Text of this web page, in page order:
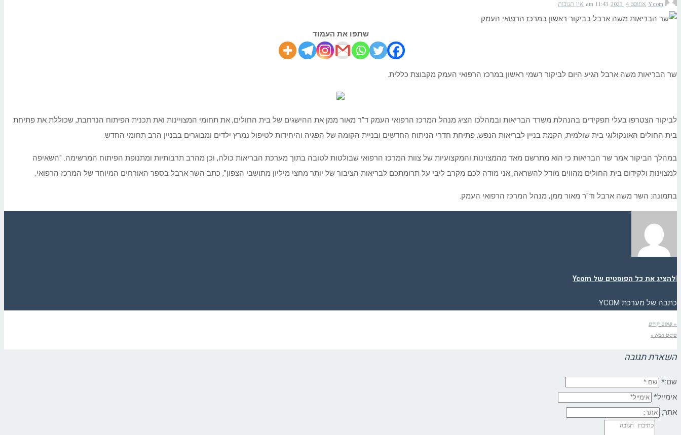
Ycom אוגוסט 4, 2023 11:43 am אין תגובות
שתפו את העמוד
שר הבריאות משה ארבל הגיע היום לביקור רשמי ראשון במרכז הרפואי העמק מקבוצת כללית.
לביקור הצטרפו בעלי תפקידים בהנהלת משרד הבריאות ובמהלכו הציג מנהל המרכז הרפואי העמק ד"ר מאור ממן את ההישגים של בית החולים, את תחומי המצויינות ואת תכנית הפיתוח הנרחבת, שכוללת את פתיחת
בית החולים האונקולוגי בית שולמית, הקמת בניין לבריאות הנפש, פתיחת חדרי הניתוח החדשים ובניית הקומה של הפגיה והיחידות לטיפול נמרץ ילדים ומבוגרים בבניין הרב תחומי החדש.
במהלך הביקור אמר שר הבריאות כי הוא מתרשם מאד מהמצוינות והמקצועיות של צוות המרכז הרפואי שבולטות לטובה בתוך מערכת הבריאות כולה, וכן מהרב תרבותיות ומתנופת הפיתוח המרשימה. "השאיפה
למצוינות ולקידום בית החולים מהווים מודל להשראה, אני מודה לכם מקרב ליבי על תרומתכם לבריאות הציבור של יותר מחצי מיליון מתושבי הצפון", כתב השר ארבל בספר האורחים המיוחד של המרכז הרפואי.
בתמונה: השר משה ארבל וד"ר מאור ממן, מנהל המרכז הרפואי העמק.
|להציג את כל הפוסטים של Ycom
כתבה של מערכת YCOM.
« פוסט קודם
פוסט הבא »
השארת תגובה
שם:*
אימייל*
אתר: